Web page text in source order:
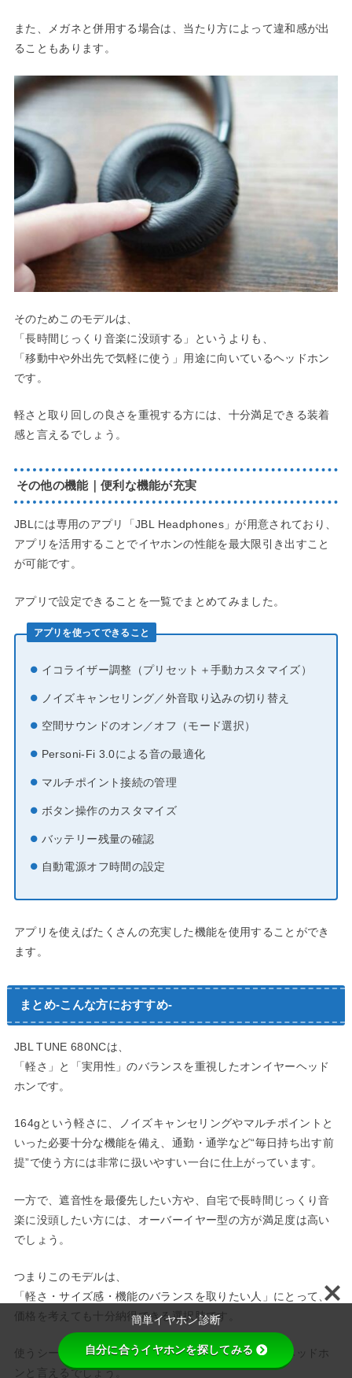
また、メガネと併用する場合は、当たり方によって違和感が出
ることもあります。
そのためこのモデルは、
「長時間じっくり音楽に没頭する」というよりも、
「移動中や外出先で気軽に使う」用途に向いているヘッドホン
です。
軽さと取り回しの良さを重視する方には、十分満足できる装着
感と言えるでしょう。
その他の機能｜便利な機能が充実
JBLには専用のアプリ「JBL Headphones」が用意されており、
アプリを活用することでイヤホンの性能を最大限引き出すこと
が可能です。
アプリで設定できることを一覧でまとめてみました。
アプリを使ってできること
イコライザー調整（プリセット＋手動カスタマイズ）
ノイズキャンセリング／外音取り込みの切り替え
空間サウンドのオン／オフ（モード選択）
Personi-Fi 3.0による音の最適化
マルチポイント接続の管理
ボタン操作のカスタマイズ
バッテリー残量の確認
自動電源オフ時間の設定
アプリを使えばたくさんの充実した機能を使用することができ
ます。
まとめ-こんな方におすすめ-
JBL TUNE 680NCは、
「軽さ」と「実用性」のバランスを重視したオンイヤーヘッド
ホンです。
164gという軽さに、ノイズキャンセリングやマルチポイントと
いった必要十分な機能を備え、通勤・通学など“毎日持ち出す前
提”で使う方には非常に扱いやすい一台に仕上がっています。
一方で、遮音性を最優先したい方や、自宅で長時間じっくり音
楽に没頭したい方には、オーバーイヤー型の方が満足度は高い
でしょう。
つまりこのモデルは、
「軽さ・サイズ感・機能のバランスを取りたい人」にとって、
価格を考えても十分納得できる選択肢です。
使うシーンがはっきりしている方ほど、後悔しにくいヘッドホ
ンと言えるでしょう。
簡単イヤホン診断
自分に合うイヤホンを探してみる